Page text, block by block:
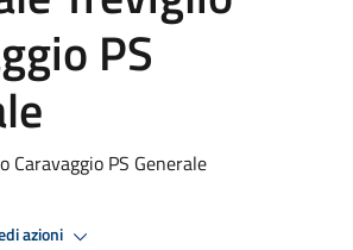
PS
Caravaggio PS Generale
azioni